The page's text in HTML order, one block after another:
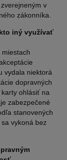
v
zákonníka.
iný využívať
vydala niektorá
dopravných
ohlásiť na
zabezpečené
stanovených
vykoná bez